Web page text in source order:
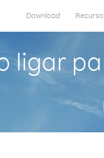
Download
ligar